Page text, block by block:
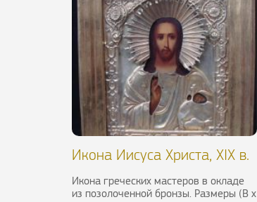
Икона Иисуса Христа, XIX в.
Икона греческих мастеров в окладе
из позолоченной бронзы. Размеры (В х